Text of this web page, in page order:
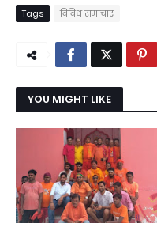
Tags विविध समाचार
YOU MIGHT LIKE